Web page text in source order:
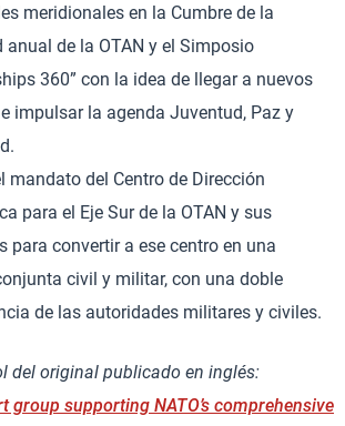
meridionales en la Cumbre de la
anual de la OTAN y el Simposio
360” con la idea de llegar a nuevos
impulsar la agenda Juventud, Paz y
mandato del Centro de Dirección
para el Eje Sur de la OTAN y sus
para convertir a ese centro en una
civil y militar, con una doble
de las autoridades militares y civiles.
del original publicado en inglés:
group supporting NATO’s comprehensive